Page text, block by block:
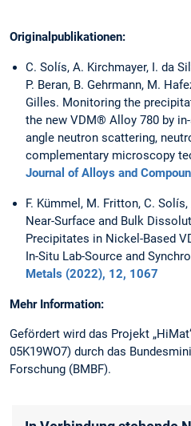
Originalpublikationen:
C. Solís, A. Kirchmayer, I. da
P. Beran, B. Gehrmann, M.
Gilles. Monitoring the
the new VDM® Alloy 780 by
angle neutron scattering,
complementary microscopy
Journal of Alloys and
F. Kümmel, M. Fritton, C.
Near-Surface and Bulk
Precipitates in Nickel-Based
In-Situ Lab-Source and
Metals (2022), 12, 1067
Mehr Information:
Gefördert wird das Projekt
05K19WO7) durch das
Forschung (BMBF).